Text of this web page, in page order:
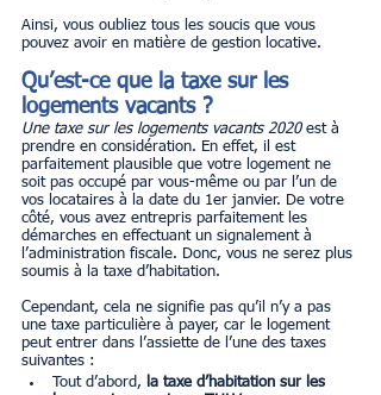
Ainsi, vous oubliez tous les soucis que vous
pouvez avoir en matière de gestion locative.
Qu’est-ce que la taxe sur les
logements vacants ?
Une taxe sur les logements vacants 2020 est à
prendre en considération. En effet, il est
parfaitement plausible que votre logement ne
soit pas occupé par vous-même ou par l’un de
vos locataires à la date du 1er janvier. De votre
côté, vous avez entrepris parfaitement les
démarches en effectuant un signalement à
l’administration fiscale. Donc, vous ne serez plus
soumis à la taxe d’habitation.
Cependant, cela ne signifie pas qu’il n’y a pas
une taxe particulière à payer, car le logement
peut entrer dans l’assiette de l’une des taxes
suivantes :
Tout d’abord,
la taxe d’habitation sur les